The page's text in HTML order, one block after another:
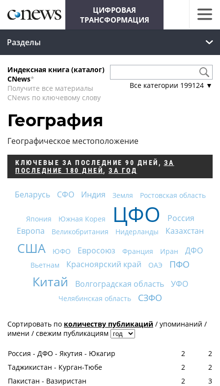
ЦИФРОВАЯ
ТРАНСФОРМАЦИЯ
Разделы
Индексная книга (каталог)
CNews*
Получите все материалы
CNews по ключевому слову
Все категории 199124 ▼
География
Географическое местоположение
КЛЮЧЕВЫЕ ЗА ПОСЛЕДНИЕ 90 ДНЕЙ , ЗА
ПОСЛЕДНИЕ 180 ДНЕЙ, ЗА ГОД
Беларусь СФО Индия Земля Ростовская область
Япония Южная Корея ЦФО
Россия
Европа
Великобритания Нидерланды Казахстан
США ЮФО Евросоюз Франция Иран ДФО
Вьетнам Красноярский край ОАЭ ПФО
Китай Волгоградская область УФО
Челябинская область СЗФО
Сортировать по количеству публикаций / упоминаний /
имени / свежим публикациям
Россия - ДФО - Якутия - Юкагир 2
2
Таджикистан - Курган-Тюбе
2
2
Пакистан - Вазиристан
2
3